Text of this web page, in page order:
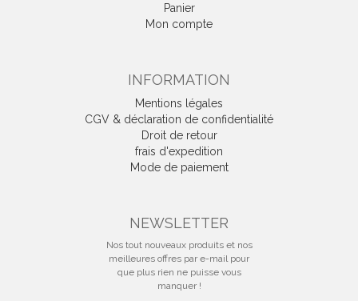
Panier
Mon compte
INFORMATION
Mentions légales
CGV & déclaration de confidentialité
Droit de retour
frais d'expedition
Mode de paiement
NEWSLETTER
Nos tout nouveaux produits et nos
meilleures offres par e-mail pour
que plus rien ne puisse vous
manquer !